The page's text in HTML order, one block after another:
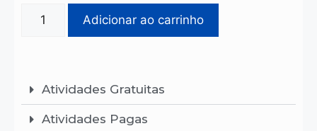
Adicionar ao carrinho
Atividades Gratuitas
Atividades Pagas